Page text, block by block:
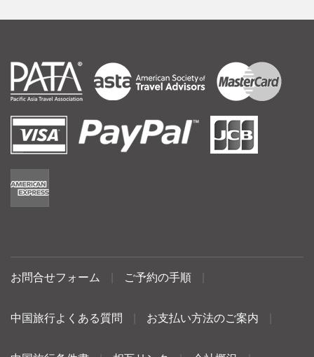
お問合せフォーム ご予約の手順
中国旅行よくある質問 お支払い方法のご案内